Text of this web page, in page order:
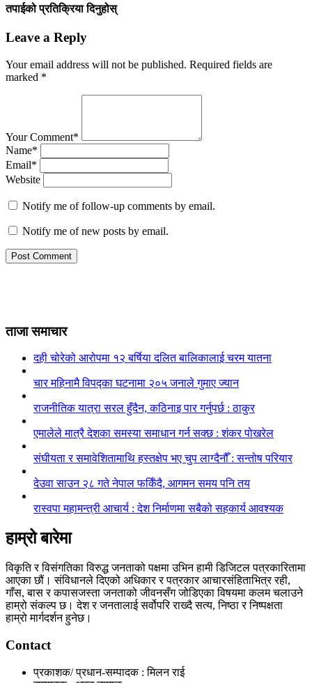
तपाईको प्रतिक्रिया दिनुहोस्
Leave a Reply
Your email address will not be published. Required fields are
marked *
Your Comment*
Name*
Email*
Website
Notify me of follow-up comments by email.
Notify me of new posts by email.
ताजा समाचार
दही चोरेको आरोपमा १२ बर्षिया दलित बालिकालाई चरम यातना
चार महिनामै विपद्का घटनामा २०५ जनाले गुमाए ज्यान
राजनीतिक यात्रा सरल हुँदैन, कठिनाइ पार गर्नुपर्छ : ठाकुर
एमालेले मात्रै देशका समस्या समाधान गर्न सक्छ : शंकर पोखरेल
संघीयता र समावेशितामाथि हस्तक्षेप भए चुप लाग्दैनौँ : सन्तोष परियार
देउवा साउन २८ गते नेपाल फर्किँदै, आगमन समय पनि तय
रास्वपा महामन्त्री आचार्य : देश निर्माणमा सबैको सहकार्य आवश्यक
हाम्रो बारेमा
विकृति र विसंगतिका विरुद्ध जनताको पक्षमा उभिन हामी डिजिटल पत्रकारितामा
आएका छौं। संविधानले दिएको अधिकार र पत्रकार आचारसंहिताभित्र रही,
गाँस, बास र कपासजस्ता जनताको जीवनसँग जोडिएका विषयमा कलम चलाउने
हाम्रो संकल्प छ। देश र जनतालाई सर्वोपरि राख्दै सत्य, निष्ठा र निष्पक्षता
हाम्रो मार्गदर्शन हुनेछ।
Contact
प्रकाशक/ प्रधान-सम्पादक : मिलन राई